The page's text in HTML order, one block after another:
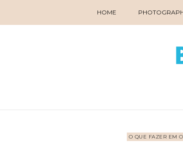
HOME
O QUE FAZER EM